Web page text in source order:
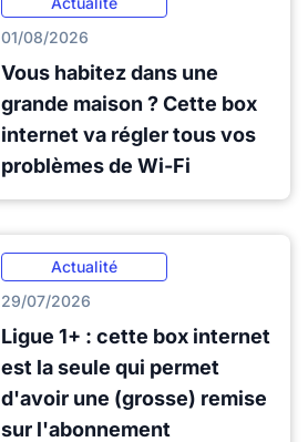
01/08/2026
Vous habitez dans une
grande maison ? Cette box
internet va régler tous vos
problèmes de Wi-Fi
Actualité
29/07/2026
Ligue 1+ : cette box internet
est la seule qui permet
d'avoir une (grosse) remise
sur l'abonnement